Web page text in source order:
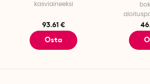
kasviaineeksi
93.61 €
Osta